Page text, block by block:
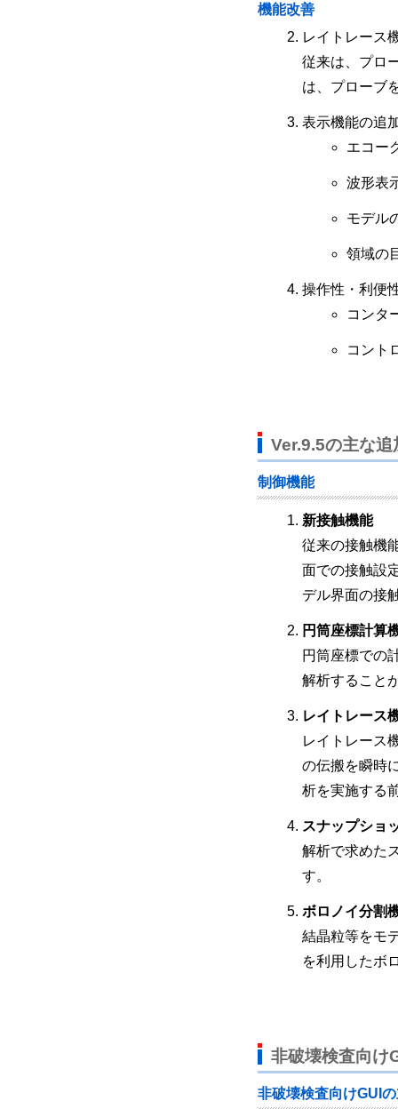
機能改善
レイトレース
従来は、プロ
は、プローブ
表示機能の追
エコー
波形表
モデル
領域の
操作性・利便
コンタ
コント
Ver.9.5の主な追
制御機能
新接触機能
従来の接触機
面での接触設
デル界面の接
円筒座標計算
円筒座標での
解析すること
レイトレース
レイトレース
の伝搬を瞬時
析を実施する
スナップショ
解析で求めた
す。
ボロノイ分割
結晶粒等をモ
を利用したボ
非破壊検査向け
非破壊検査向けGUI